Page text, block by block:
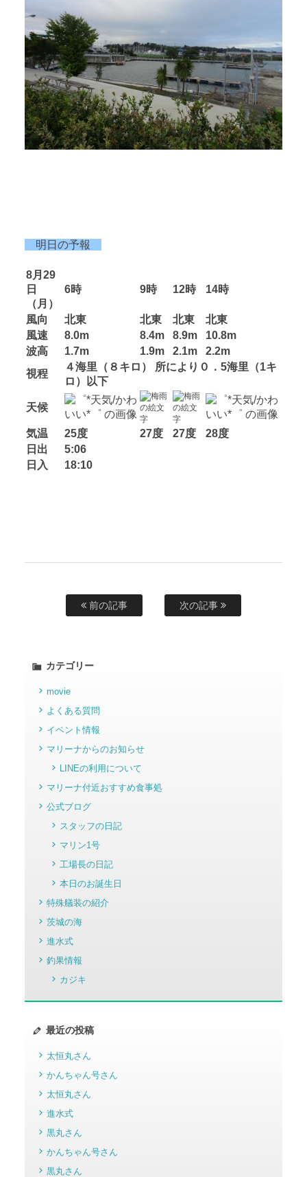
明日の予報
8月29
日
（月）
6時 9時 12時 14時
風向 北東 北東 北東
北東
風速
8.0m 8.4m 8.9m
10.8m
波高
1.7m 1.9m 2.1m
2.2m
視程
４海里（８キロ） 所により０．5海里（1キ
ロ）以下
天候
気温 25度 27度 27度
28度
日出
5:06
日入
18:10
前の記事 次の記事
カテゴリー
movie
よくある質問
イベント情報
マリーナからのお知らせ
LINEの利用について
マリーナ付近おすすめ食事処
公式ブログ
スタッフの日記
マリン1号
工場長の日記
本日のお誕生日
特殊艤装の紹介
茨城の海
進水式
釣果情報
カジキ
最近の投稿
太恒丸さん
かんちゃん号さん
太恒丸さん
進水式
黒丸さん
かんちゃん号さん
黒丸さん